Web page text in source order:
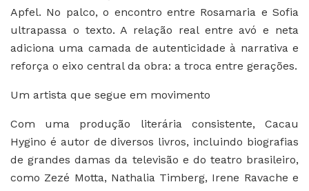
Apfel. No palco, o encontro entre Rosamaria e Sofia
ultrapassa o texto. A relação real entre avó e neta
adiciona uma camada de autenticidade à narrativa e
reforça o eixo central da obra: a troca entre gerações.
Um artista que segue em movimento
Com uma produção literária consistente, Cacau
Hygino é autor de diversos livros, incluindo biografias
de grandes damas da televisão e do teatro brasileiro,
como Zezé Motta, Nathalia Timberg, Irene Ravache e